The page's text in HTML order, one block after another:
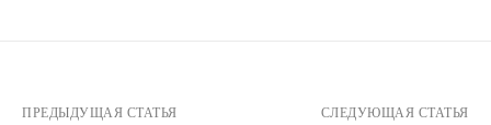
ПРЕДЫДУЩАЯ СТАТЬЯ СЛЕДУЮЩАЯ СТАТЬЯ